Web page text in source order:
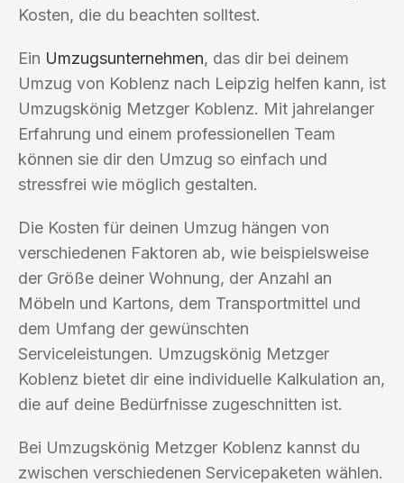
Kosten, die du beachten solltest.
Ein Umzugsunternehmen, das dir bei deinem
Umzug von Koblenz nach Leipzig helfen kann, ist
Umzugskönig Metzger Koblenz. Mit jahrelanger
Erfahrung und einem professionellen Team
können sie dir den Umzug so einfach und
stressfrei wie möglich gestalten.
Die Kosten für deinen Umzug hängen von
verschiedenen Faktoren ab, wie beispielsweise
der Größe deiner Wohnung, der Anzahl an
Möbeln und Kartons, dem Transportmittel und
dem Umfang der gewünschten
Serviceleistungen. Umzugskönig Metzger
Koblenz bietet dir eine individuelle Kalkulation an,
die auf deine Bedürfnisse zugeschnitten ist.
Bei Umzugskönig Metzger Koblenz kannst du
zwischen verschiedenen Servicepaketen wählen.